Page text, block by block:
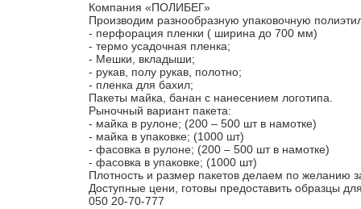
Компания «ПОЛИБЕГ»
Производим разнообразную упаковочную
- перфорация пленки ( ширина до 700 мм)
- термо усадочная пленка;
- Мешки, вкладыши;
- рукав, полу рукав, полотно;
- пленка для бахил;
Пакеты майка, банан с нанесением логотипа.
Рыночный вариант пакета:
- майка в рулоне; (200 – 500 шт в намотке)
- майка в упаковке; (1000 шт)
- фасовка в рулоне; (200 – 500 шт в намотке)
- фасовка в упаковке; (1000 шт)
Плотность и размер пакетов делаем по желанию
Доступные цени, готовы предоставить образцы
050 20-70-777